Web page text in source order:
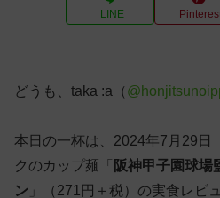
LINE
どうも、taka :a（
本日の一杯は、2024年7月29日
クのカップ麺「 阪神甲子園球場
ン 」（271円＋税）の実食レビ